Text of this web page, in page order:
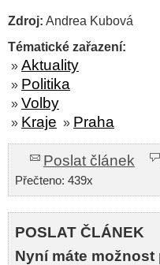
Zdroj: Andrea Kubová
Tématické zařazení:
» Aktuality
» Politika
» Volby
» Kraje » Praha
Poslat článek
Přečteno: 439x
POSLAT ČLÁNEK
Nyní máte